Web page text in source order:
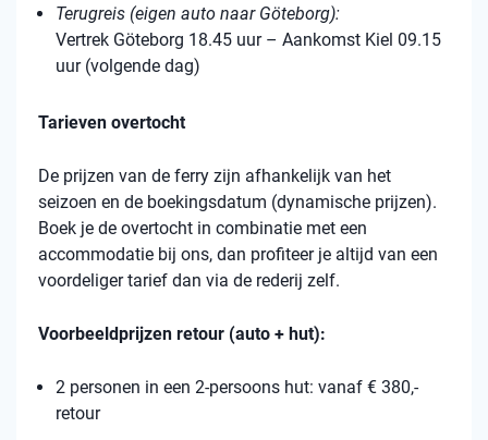
Terugreis (eigen auto naar Göteborg):
Vertrek Göteborg 18.45 uur – Aankomst Kiel 09.15
uur (volgende dag)
Tarieven overtocht
De prijzen van de ferry zijn afhankelijk van het
seizoen en de boekingsdatum (dynamische prijzen).
Boek je de overtocht in combinatie met een
accommodatie bij ons, dan profiteer je altijd van een
voordeliger tarief dan via de rederij zelf.
Voorbeeldprijzen retour (auto + hut):
2 personen in een 2-persoons hut: vanaf € 380,-
retour